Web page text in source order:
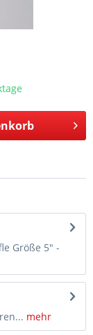
Größe 5" -
mehr